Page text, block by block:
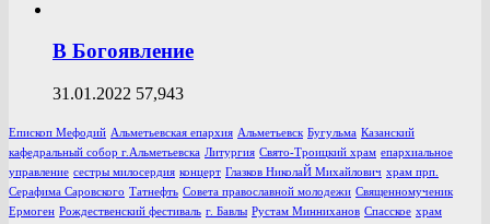
В Богоявление
31.01.2022 57,943
Епископ Мефодий Альметьевская епархия Альметьевск Бугульма Казанский
кафедральный собор г.Альметьевска Литургия Свято-Троицкий храм епархиальное
управление сестры милосердия концерт Глазков НиколаЙ Михайлович храм прп.
Серафима Саровского Татнефть Совета православной молодежи Священномученик
Ермоген Рождественский фестиваль г. Бавлы Рустам Минниханов Спасское храм